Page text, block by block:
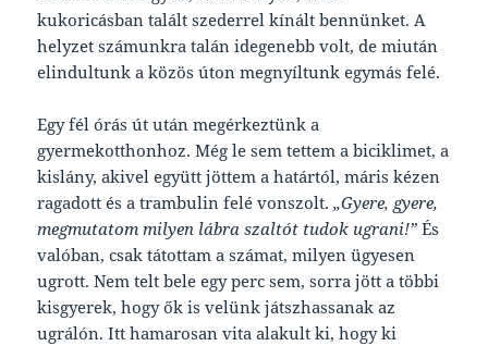
kukoricásban talált szederrel kínált bennünket. A
helyzet számunkra talán idegenebb volt, de miután
elindultunk a közös úton megnyíltunk egymás felé.
Egy fél órás út után megérkeztünk a
gyermekotthonhoz. Még le sem tettem a biciklimet, a
kislány, akivel együtt jöttem a határtól, máris kézen
ragadott és a trambulin felé vonszolt.„Gyere, gyere,
megmutatom milyen lábra szaltót tudok ugrani!”És
valóban, csak tátottam a számat, milyen ügyesen
ugrott. Nem telt bele egy perc sem, sorra jött a többi
kisgyerek, hogy ők is velünk játszhassanak az
ugrálón. Itt hamarosan vita alakult ki, hogy ki